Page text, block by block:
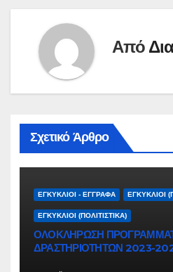
Από
Σχετικό Άρθρο
ΕΓΚΎΚΛΙΟΙ - ΈΓΓΡΑΦΑ ΕΓΚΎΚΛΙΟΙ
ΕΓΚΎΚΛΙΟΙ (ΠΟΛΙΤΙΣΤΙΚΆ)
ΟΛΟΚΛΗΡΩΣΗ
ΔΡΑΣΤΗΡΙΟΤΗΤΩΝ 2023-